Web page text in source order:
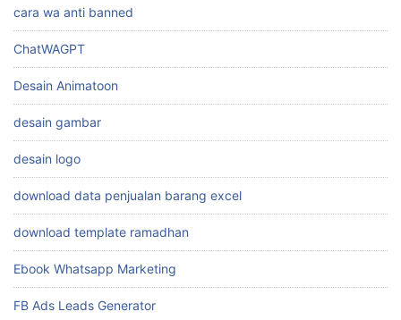
Cara desain foto
Cara Jualan Online
Cara Mengambil Inspirasi
cara wa anti banned
ChatWAGPT
Desain Animatoon
desain gambar
desain logo
download data penjualan barang excel